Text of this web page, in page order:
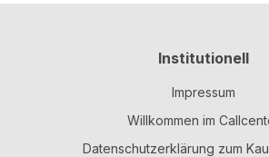
Institutionell
Impressum
Willkommen im
Datenschutzerklärung zum